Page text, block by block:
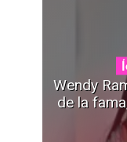
Wendy
de la